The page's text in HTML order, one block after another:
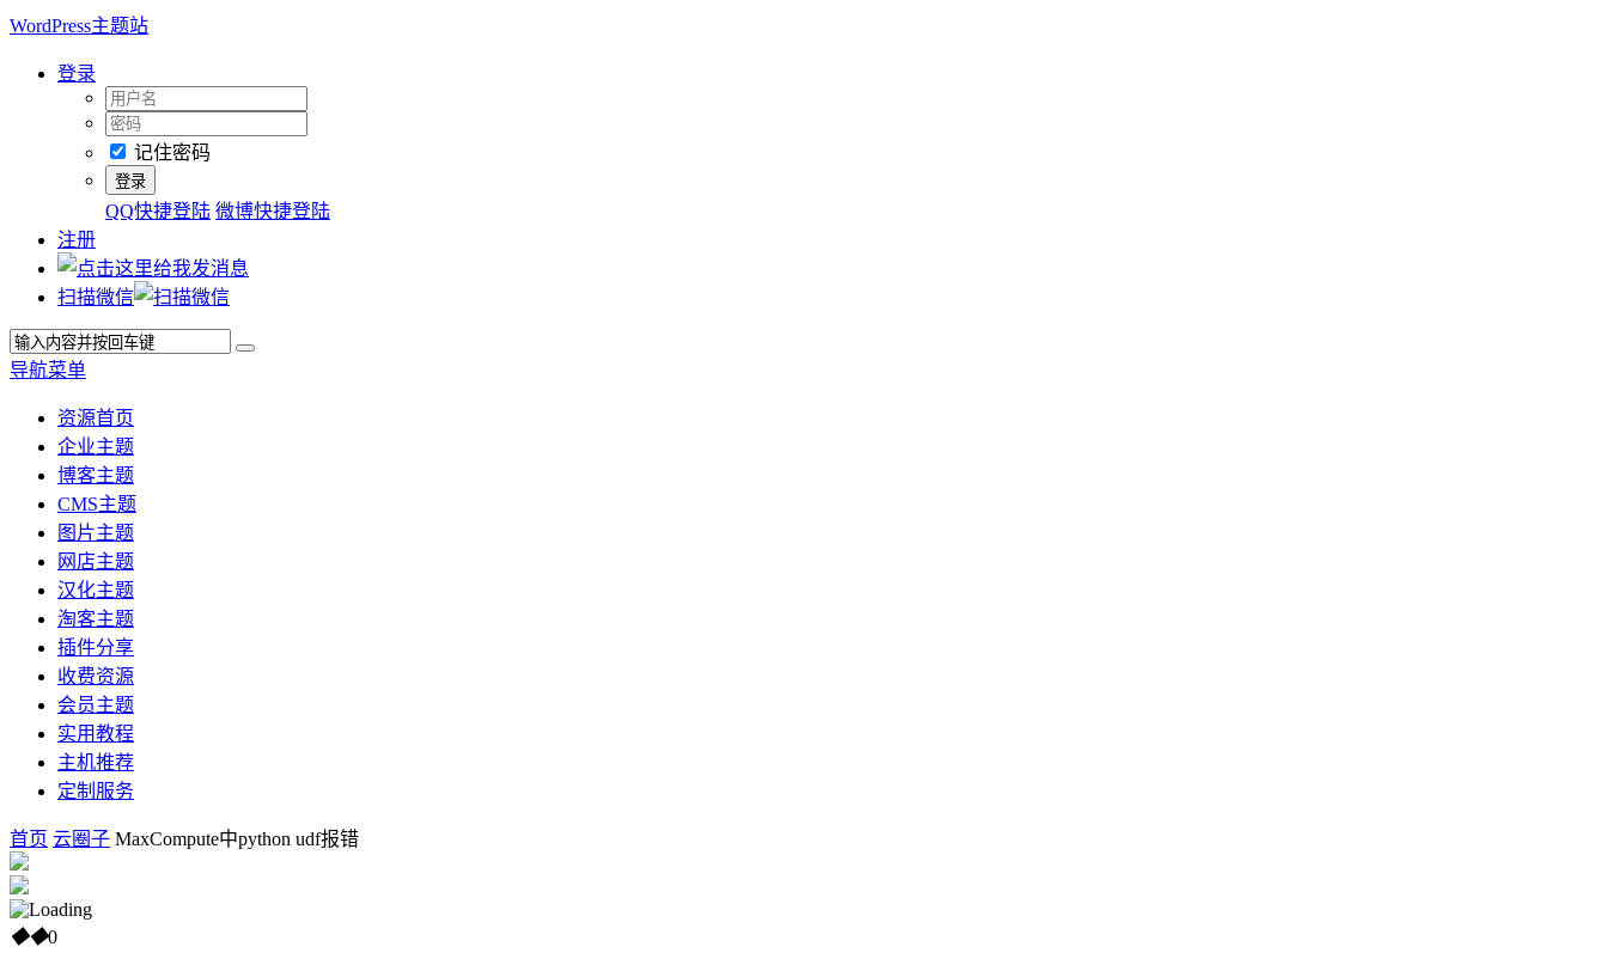
WordPress主题站
登录
记住密码
QQ快捷登陆 微博快捷登陆
注册
扫描微信
导航菜单
资源首页
企业主题
博客主题
CMS主题
图片主题
网店主题
汉化主题
淘客主题
插件分享
收费资源
会员主题
实用教程
主机推荐
定制服务
首页 云圈子 MaxCompute中python udf报错
◆◆0